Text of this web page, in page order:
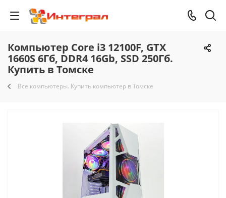
Компьютер Core i3 12100F, GTX
1660S 6Гб, DDR4 16Gb, SSD 250Гб.
Купить в Томске
Все компьютеры. Купить компьютер в Томске